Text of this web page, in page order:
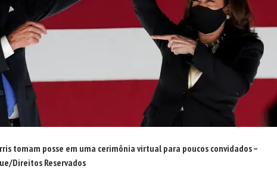
tomam posse em uma cerimônia virtual para poucos convidados –
Direitos Reservados